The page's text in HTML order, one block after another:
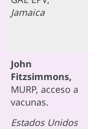
Jamaica
John
Fitzsimmons,
MURP, acceso a
vacunas.
Estados Unidos